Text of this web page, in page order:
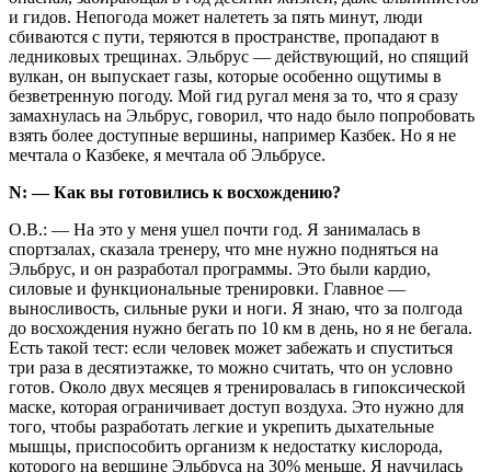
и гидов. Непогода может налететь за пять минут, люди
сбиваются с пути, теряются в пространстве, пропадают в
ледниковых трещинах. Эльбрус — действующий, но спящий
вулкан, он выпускает газы, которые особенно ощутимы в
безветренную погоду. Мой гид ругал меня за то, что я сразу
замахнулась на Эльбрус, говорил, что надо было попробовать
взять более доступные вершины, например Казбек. Но я не
мечтала о Казбеке, я мечтала об Эльбрусе.
N: — Как вы готовились к восхождению?
О.В.: — На это у меня ушел почти год. Я занималась в
спортзалах, сказала тренеру, что мне нужно подняться на
Эльбрус, и он разработал программы. Это были кардио,
силовые и функциональные тренировки. Главное —
выносливость, сильные руки и ноги. Я знаю, что за полгода
до восхождения нужно бегать по 10 км в день, но я не бегала.
Есть такой тест: если человек может забежать и спуститься
три раза в десятиэтажке, то можно считать, что он условно
готов. Около двух месяцев я тренировалась в гипоксической
маске, которая ограничивает доступ воздуха. Это нужно для
того, чтобы разработать легкие и укрепить дыхательные
мышцы, приспособить организм к недостатку кислорода,
которого на вершине Эльбруса на 30% меньше. Я научилась